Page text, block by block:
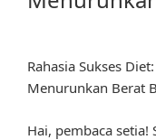
Rahasia Sukses
Menurunkan Berat
Hai, pembaca